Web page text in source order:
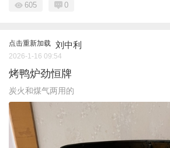
605 0
点击重新加载 刘中利
2026-1-16 09:54
烤鸭炉劲恒牌
炭火和煤气两用的